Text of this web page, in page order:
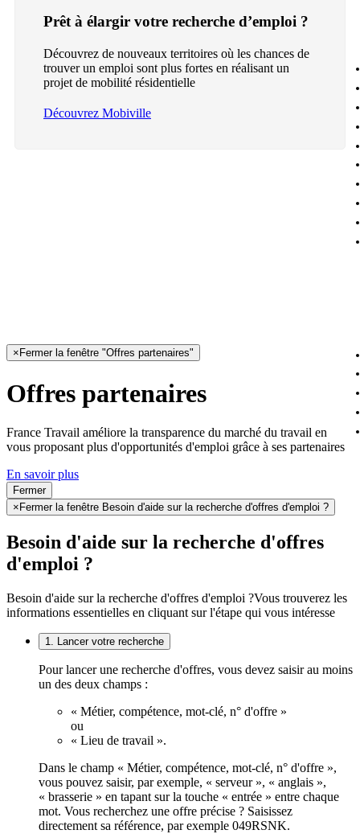
Prêt à élargir votre recherche d’emploi ?
Découvrez de nouveaux territoires où les chances de
trouver un emploi sont plus fortes en réalisant un
projet de mobilité résidentielle
Découvrez Mobiville
× Fermer la fenêtre "Offres partenaires"
Offres partenaires
France Travail améliore la transparence du marché du travail en
vous proposant plus d'opportunités d'emploi grâce à ses partenaires
En savoir plus
Fermer
× Fermer la fenêtre Besoin d'aide sur la recherche d'offres d'emploi ?
Besoin d'aide sur la recherche d'offres
d'emploi ?
Besoin d'aide sur la recherche d'offres d'emploi ?Vous trouverez les
informations essentielles en cliquant sur l'étape qui vous intéresse
1. Lancer votre recherche
Pour lancer une recherche d'offres, vous devez saisir au moins
un des deux champs :
« Métier, compétence, mot-clé, n° d'offre »
ou
« Lieu de travail ».
Dans le champ « Métier, compétence, mot-clé, n° d'offre »,
vous pouvez saisir, par exemple, « serveur », « anglais »,
« brasserie » en tapant sur la touche « entrée » entre chaque
mot. Vous recherchez une offre précise ? Saisissez
directement sa référence, par exemple 049RSNK.